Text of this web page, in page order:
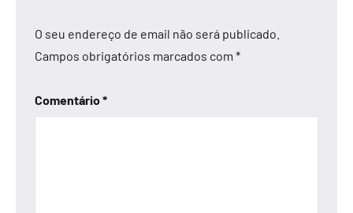
O seu endereço de email não será publicado.
Campos obrigatórios marcados com *
Comentário*